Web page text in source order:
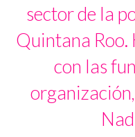
sector de la
Quintana Roo.
con las